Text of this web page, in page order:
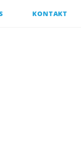
KONTAKT